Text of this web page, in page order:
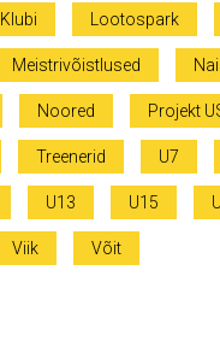
Klubi Lootospark
Meistrivõistlused
Noored Projekt
Treenerid U7
U13 U15
Viik Võit